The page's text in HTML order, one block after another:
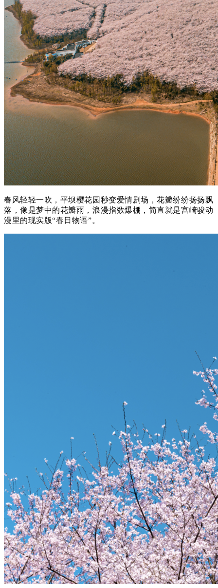
春风轻轻一吹，平坝樱花园秒变爱情剧场，花瓣纷纷扬扬飘
落，像是梦中的花瓣雨，浪漫指数爆棚，简直就是宫崎骏动
漫里的现实版“春日物语”。